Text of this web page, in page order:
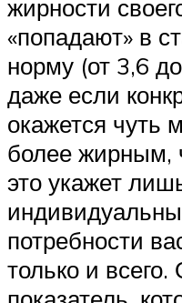
жирности
«попадают» в
норму (от 3,6
даже если
окажется чуть
более жирным,
это укажет
потребности
только и